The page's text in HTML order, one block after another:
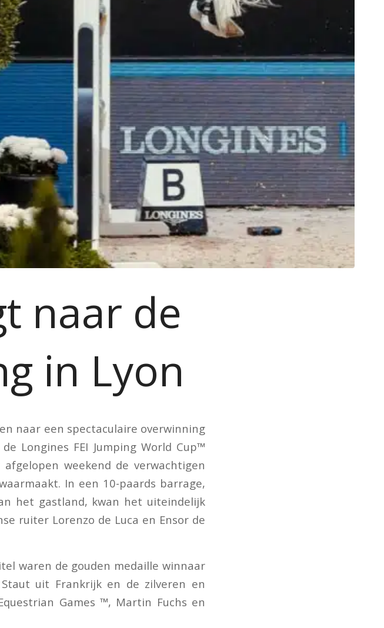
naar de
in Lyon
naar een spectaculaire overwinning
Longines FEI Jumping World Cup™
weekend de verwachtigen
In een 10-paards barrage,
het gastland, kwan het uiteindelijk
ruiter Lorenzo de Luca en Ensor de
waren de gouden medaille winnaar
uit Frankrijk en de zilveren en
Games ™, Martin Fuchs en